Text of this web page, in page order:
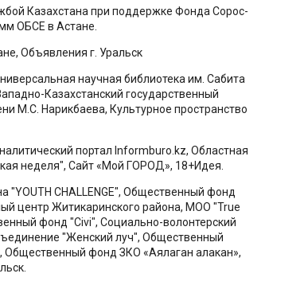
Казахстана при поддержке Фонда Сорос-
ОБСЕ в Астане.
Объявления г. Уральск
научная библиотека им. Сабита
Казахстанский государственный
М.С. Нарикбаева, Культурное пространство
портал Informburo.kz, Областная
неделя", Сайт «Мой ГОРОД», 18+Идея.
"YOUTH CHALLENGE", Общественный фонд
центр Житикаринского района, МОО "True
фонд "Civi", Социально-волонтерский
"Женский луч", Общественный
фонд ЗКО «Аялаган алакан»,